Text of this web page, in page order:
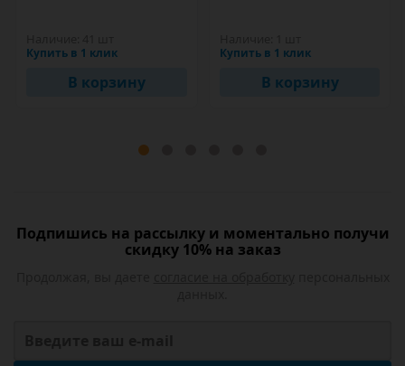
Купить в 1 клик
В корзину
Купить в 1 клик
В корзину
Подпишись на рассылку и моментально получи
скидку 10% на заказ